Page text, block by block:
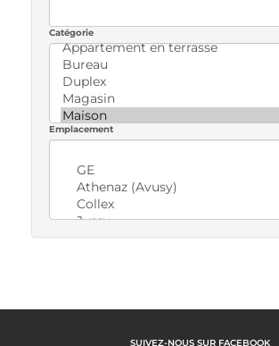
Catégorie
Emplacement
SUIVEZ-NOUS SUR FACEBOOK